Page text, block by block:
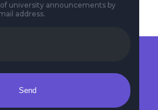
university announcements by
address.
Send